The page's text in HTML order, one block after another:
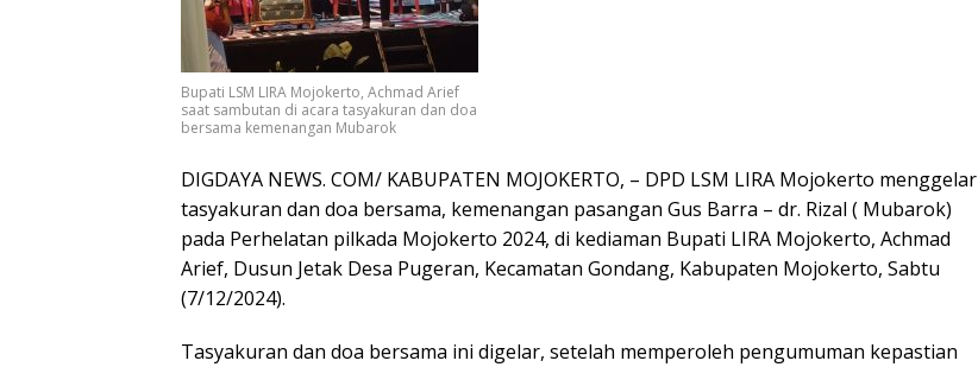
Bupati LSM LIRA Mojokerto, Achmad Arief
saat sambutan di acara tasyakuran dan doa
bersama kemenangan Mubarok
DIGDAYA NEWS. COM/ KABUPATEN MOJOKERTO, – DPD LSM LIRA Mojokerto menggelar
tasyakuran dan doa bersama, kemenangan pasangan Gus Barra – dr. Rizal ( Mubarok)
pada Perhelatan pilkada Mojokerto 2024, di kediaman Bupati LIRA Mojokerto, Achmad
Arief, Dusun Jetak Desa Pugeran, Kecamatan Gondang, Kabupaten Mojokerto, Sabtu
(7/12/2024).
Tasyakuran dan doa bersama ini digelar, setelah memperoleh pengumuman kepastian